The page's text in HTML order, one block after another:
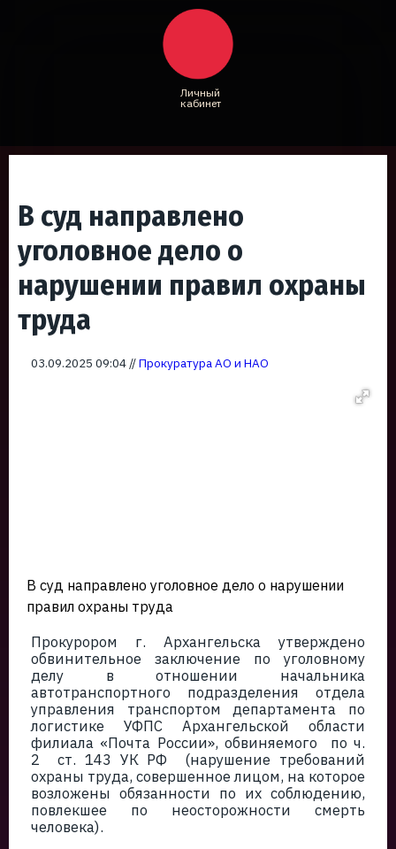
Личный
кабинет
В суд направлено
уголовное дело о
нарушении правил охраны
труда
03.09.2025 09:04 //Прокуратура АО и НАО
В суд направлено уголовное дело о нарушении
правил охраны труда
Прокурором г. Архангельска утверждено
обвинительное заключение по уголовному
делу в отношении начальника
автотранспортного подразделения отдела
управления транспортом департамента по
логистике УФПС Архангельской области
филиала «Почта России», обвиняемого по ч.
2 ст. 143 УК РФ (нарушение требований
охраны труда, совершенное лицом, на которое
возложены обязанности по их соблюдению,
повлекшее по неосторожности смерть
человека).